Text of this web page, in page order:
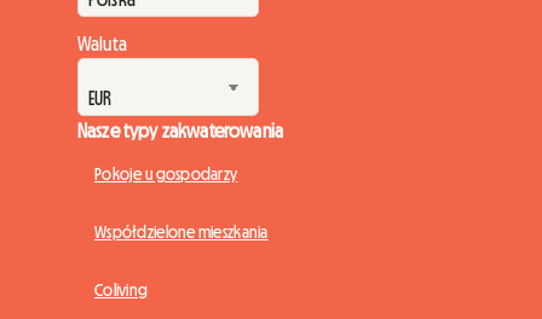
Waluta
Nasze typy zakwaterowania
Pokoje u gospodarzy
Współdzielone mieszkania
Coliving